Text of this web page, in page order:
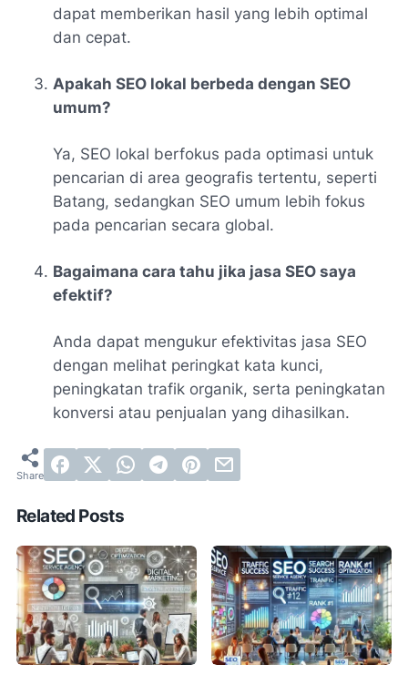
dapat memberikan hasil yang lebih optimal
dan cepat.
Apakah SEO lokal berbeda dengan SEO
umum?
Ya, SEO lokal berfokus pada optimasi untuk
pencarian di area geografis tertentu, seperti
Batang, sedangkan SEO umum lebih fokus
pada pencarian secara global.
Bagaimana cara tahu jika jasa SEO saya
efektif?
Anda dapat mengukur efektivitas jasa SEO
dengan melihat peringkat kata kunci,
peningkatan trafik organik, serta peningkatan
konversi atau penjualan yang dihasilkan.
Related Posts